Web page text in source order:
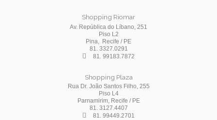
Shopping Riomar
Av. República do Líbano, 251
Piso L2
Pina, Recife / PE
81. 3327.0291
81. 99183.7872
Shopping Plaza
Rua Dr. João Santos Filho, 255
Piso L4
Parnamirim, Recife / PE
81. 3127.4407
81. 99449.2701